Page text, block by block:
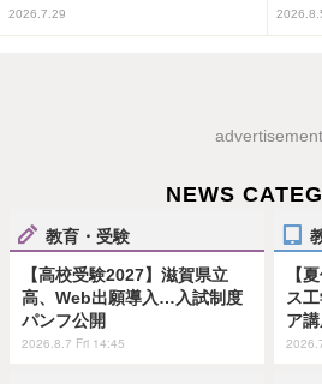
2026.7.29
advertisement
NEWS
教育・受験
【高校受験2027】滋賀県立
高、Web出願導入…入試制度
パンフ公開
2026.8.7 Fri 14:45
【
ス
ア